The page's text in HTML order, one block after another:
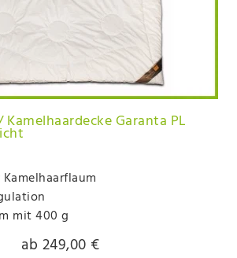
Garanta PL
mit 400 g
ab 249,00 €